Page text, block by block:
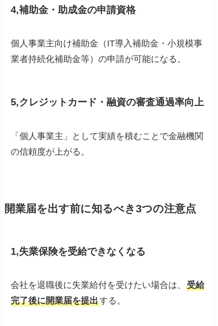
4,補助金・助成金の申請資格
個人事業主向け補助金（IT導入補助金・小規模事
業者持続化補助金等）の申請が可能になる。
5,クレジットカード・融資の審査通過率向上
「個人事業主」として実績を積むことで金融機関
の信頼度が上がる。
開業届を出す前に知るべき3つの注意点
1,失業保険を受給できなくなる
会社を退職後に失業給付を受けたい場合は、受給
完了後に開業届を提出する。